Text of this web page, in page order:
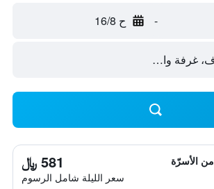
- ح 16/8
Double room، 2 من الأسرّة
581 ﷼
سعر الليلة شامل الرسوم